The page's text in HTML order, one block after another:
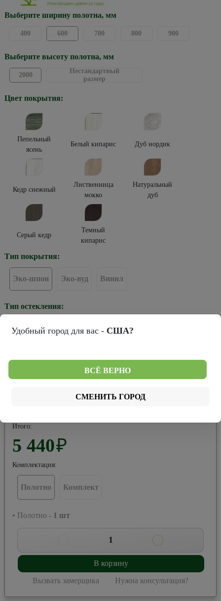
Выберите ширину полотна, мм
400 600 700 800 900
Выберите высоту полотна, мм
2000
Нестандартный
размер
Цвет покрытия:
Пепельный
ясень
Белый кипарис Дуб нордик
Кедр снежный
Лиственница
мокко
Натуральный
дуб
Серый кедр
Темный
кипарис
Тип покрытия:
Эко-шпон Эко-вуд Винил
Тип остекления:
Стекло
Итого:
5 440₽
Комплектация:
Полотно Комплект
• Полотно - 1 шт
1
В корзину
Вызвать замерщика Нужна консультация?
Удобный город для вас - США?
ВСЁ ВЕРНО
СМЕНИТЬ ГОРОД